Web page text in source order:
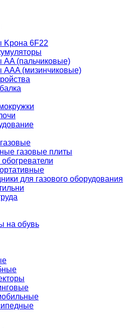
Kрона 6F22
AA (пальчиковые)
AAA (мизинчиковые)
газовые плиты
для газового оборудования
на обувь